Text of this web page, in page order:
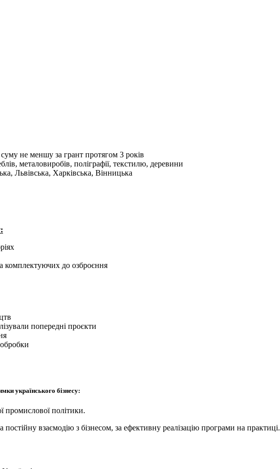
не меншу за грант протягом 3 років
металовиробів, поліграфії, текстилю, деревини
Львівська, Харківська, Вінницька
до озброєння
попередні проєкти
українського бізнесу:
промислової політики.
взаємодію з бізнесом, за ефективну реалізацію програми на практиці.